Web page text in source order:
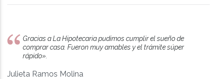
Gracias a La Hipotecaria pudimos cumplir el sueño de
comprar casa. Fueron muy amables y el trámite súper
rápido».
Julieta Ramos Molina